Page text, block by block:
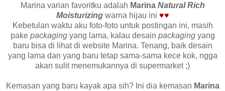
Marina varian favoritku adalah Marina Natural Rich
Moisturizingwarna hijau ini ♥♥
Kebetulan waktu aku foto-foto untuk postingan ini, masih
pake packagingyang lama, kalau desain packagingyang
baru bisa di lihat di website Marina. Tenang, baik desain
yang lama dan yang baru tetap sama-sama kece kok, ngga
akan sulit menemukannya di supermarket ;)
Kemasan yang baru kayak apa sih? Ini dia kemasan Marina